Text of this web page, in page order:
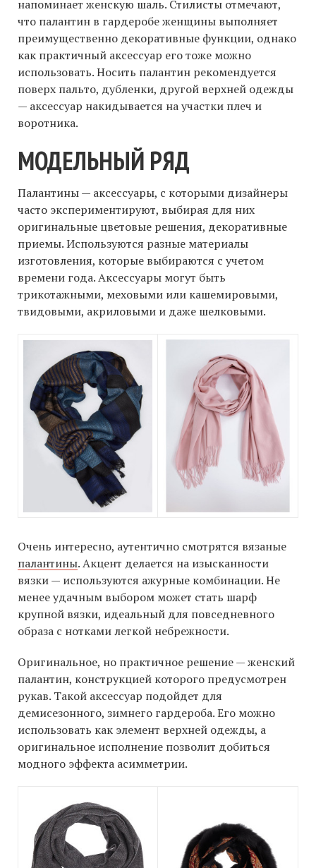
напоминает женскую шаль. Стилисты отмечают,
что палантин в гардеробе женщины выполняет
преимущественно декоративные функции, однако
как практичный аксессуар его тоже можно
использовать. Носить палантин рекомендуется
поверх пальто, дубленки, другой верхней одежды
— аксессуар накидывается на участки плеч и
воротника.
МОДЕЛЬНЫЙ РЯД
Палантины — аксессуары, с которыми дизайнеры
часто экспериментируют, выбирая для них
оригинальные цветовые решения, декоративные
приемы. Используются разные материалы
изготовления, которые выбираются с учетом
времени года. Аксессуары могут быть
трикотажными, меховыми или кашемировыми,
твидовыми, акриловыми и даже шелковыми.
Очень интересно, аутентично смотрятся вязаные
палантины. Акцент делается на изысканности
вязки — используются ажурные комбинации. Не
менее удачным выбором может стать шарф
крупной вязки, идеальный для повседневного
образа с нотками легкой небрежности.
Оригинальное, но практичное решение — женский
палантин, конструкцией которого предусмотрен
рукав. Такой аксессуар подойдет для
демисезонного, зимнего гардероба. Его можно
использовать как элемент верхней одежды, а
оригинальное исполнение позволит добиться
модного эффекта асимметрии.